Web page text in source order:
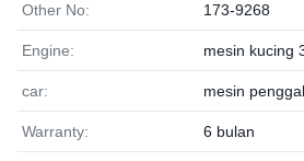
Other No: 173-9268
Engine: mesin kucing
car: mesin
Warranty: 6 bulan